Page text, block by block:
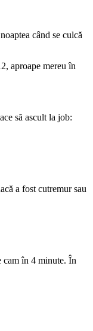
când se culcă
aproape mereu în
să ascult la job:
a fost cutremur sau
cam în 4 minute. În